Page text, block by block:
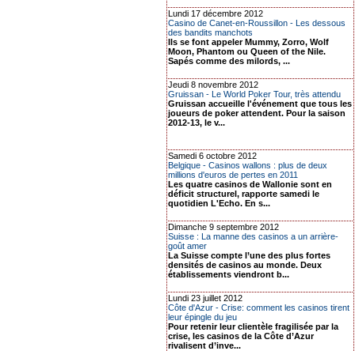
Lundi 17 décembre 2012
Casino de Canet-en-Roussillon - Les dessous
des bandits manchots
Ils se font appeler Mummy, Zorro, Wolf
Moon, Phantom ou Queen of the Nile.
Sapés comme des milords, ...
Jeudi 8 novembre 2012
Gruissan - Le World Poker Tour, très attendu
Gruissan accueille l'événement que tous les
joueurs de poker attendent. Pour la saison
2012-13, le v...
Samedi 6 octobre 2012
Belgique - Casinos wallons : plus de deux
millions d'euros de pertes en 2011
Les quatre casinos de Wallonie sont en
déficit structurel, rapporte samedi le
quotidien L'Echo. En s...
Dimanche 9 septembre 2012
Suisse : La manne des casinos a un arrière-
goût amer
La Suisse compte l’une des plus fortes
densités de casinos au monde. Deux
établissements viendront b...
Lundi 23 juillet 2012
Côte d'Azur - Crise: comment les casinos tirent
leur épingle du jeu
Pour retenir leur clientèle fragilisée par la
crise, les casinos de la Côte d’Azur
rivalisent d’inve...